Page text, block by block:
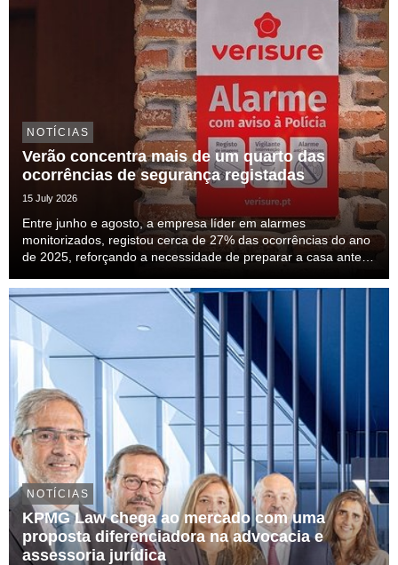
NOTÍCIAS
Verão concentra mais de um quarto das
ocorrências de segurança registadas
15 July 2026
Entre junho e agosto, a empresa líder em alarmes
monitorizados, registou cerca de 27% das ocorrências do ano
de 2025, reforçando a necessidade de preparar a casa antes
NOTÍCIAS
KPMG Law chega ao mercado com uma
proposta diferenciadora na advocacia e
assessoria jurídica